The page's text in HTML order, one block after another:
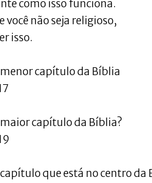
como isso funciona.
você não seja religioso,
isso.
menor capítulo da Bíblia
maior capítulo da Bíblia?
capítulo que está no centro da